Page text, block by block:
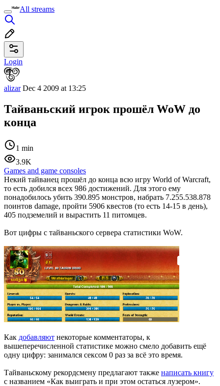
All streams
Login
alizarDec 4 2009 at 13:25
Тайваньский игрок прошёл WoW до
конца
1 min
3.9K
Games and game consoles
Некий тайванец прошёл до конца всю игру World of Warcraft,
то есть добился всех 986 достижений. Для этого ему
понадобилось убить 390.895 монстров, набрать 7.255.538.878
поинтов damage, пройти 5906 квестов (то есть 14-15 в день),
405 подземелий и вырастить 11 питомцев.
Вот цифры с тайваньского сервера статистики WoW.
Как добавляют некоторые комментаторы, к
вышеперечисленной статистике можно смело добавить ещё
одну цифру: занимался сексом 0 раз за всё это время.
Тайваньскому рекордсмену предлагают также написать книгу
с названием «Как выиграть и при этом остаться лузером».